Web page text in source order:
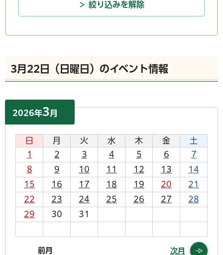
絞り込みを解除
3月22日（日曜日）のイベント情報
2026年3月
日 月 火 水 木 金
土
1
2 3 4 5 6
7
8
9 10 11 12 13
14
15
16 17 18 19 20
21
22
23 24 25 26 27
28
29
30 31
前月 次月